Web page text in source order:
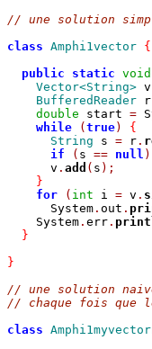
// une solution
class Amphi1vector {
public
static void
Vector<String> v
BufferedReader r
double start =
while
( true)
{
String s = r .
if
( s == null )
      v
. add ( s );
}
for
( int i = v .
      System
. out .
    System
. err .
}
}
// une solution
// chaque fois que
class